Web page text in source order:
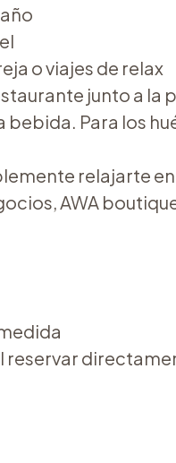
o viajes de relax
junto a
Para los
relajarte
AWA
reservar